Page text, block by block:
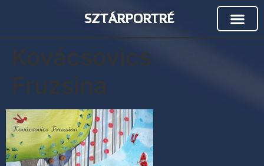
SZTÁRPORTRÉ
Kovácsovics
Fruzsina